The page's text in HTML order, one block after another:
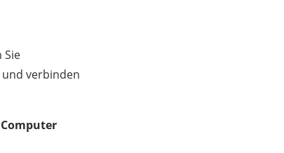
Sie
und verbinden